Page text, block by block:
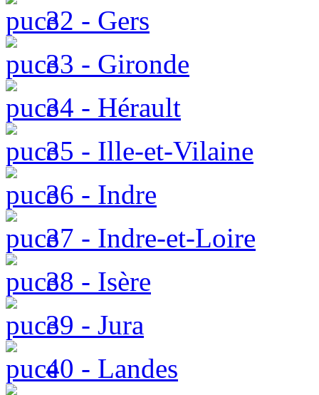
32 - Gers
33 - Gironde
34 - Hérault
35 - Ille-et-Vilaine
36 - Indre
37 - Indre-et-Loire
38 - Isère
39 - Jura
40 - Landes